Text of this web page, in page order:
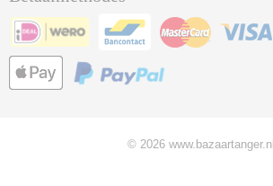
© 2026 www.bazaartanger.nl